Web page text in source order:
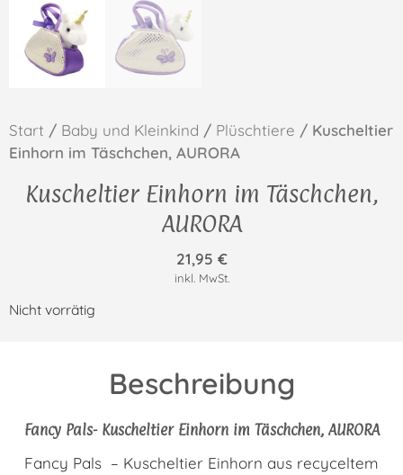
Start / Baby und Kleinkind / Plüschtiere / Kuscheltier
Einhorn im Täschchen, AURORA
Kuscheltier Einhorn im Täschchen,
AURORA
21,95 €
inkl. MwSt.
Nicht vorrätig
Beschreibung
Fancy Pals- Kuscheltier Einhorn im Täschchen, AURORA
Fancy Pals – Kuscheltier Einhorn aus recyceltem